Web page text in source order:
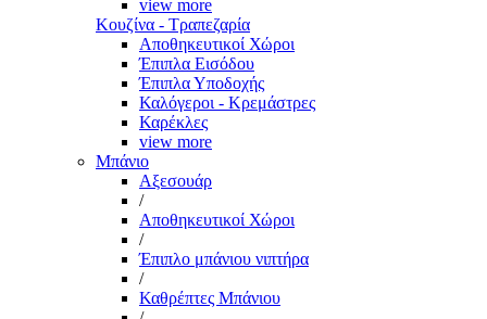
view more
Κουζίνα - Τραπεζαρία
Αποθηκευτικοί Χώροι
Έπιπλα Εισόδου
Έπιπλα Υποδοχής
Καλόγεροι - Κρεμάστρες
Καρέκλες
view more
Μπάνιο
Αξεσουάρ
/
Αποθηκευτικοί Χώροι
/
Έπιπλο μπάνιου νιπτήρα
/
Καθρέπτες Μπάνιου